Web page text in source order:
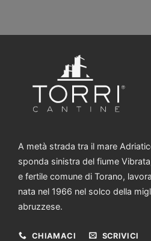
A metà strada tra il mare
sponda sinistra del fiume
e fertile comune di Torano,
nata nel 1966 nel solco della
abruzzese.
CHIAMACI SCRIVICI